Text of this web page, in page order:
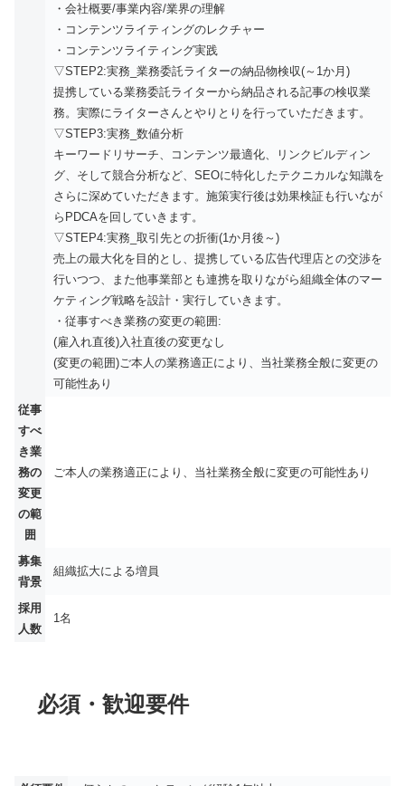
・会社概要/事業内容/業界の理解
・コンテンツライティングのレクチャー
・コンテンツライティング実践
▽STEP2:実務_業務委託ライターの納品物検収(～1か月)
提携している業務委託ライターから納品される記事の検収業
務。実際にライターさんとやりとりを行っていただきます。
▽STEP3:実務_数値分析
キーワードリサーチ、コンテンツ最適化、リンクビルディン
グ、そして競合分析など、SEOに特化したテクニカルな知識を
さらに深めていただきます。施策実行後は効果検証も行いなが
らPDCAを回していきます。
▽STEP4:実務_取引先との折衝(1か月後～)
売上の最大化を目的とし、提携している広告代理店との交渉を
行いつつ、また他事業部とも連携を取りながら組織全体のマー
ケティング戦略を設計・実行していきます。
・従事すべき業務の変更の範囲:
(雇入れ直後)入社直後の変更なし
(変更の範囲)ご本人の業務適正により、当社業務全般に変更の
可能性あり
従事
すべ
き業
務の
変更
の範
囲
ご本人の業務適正により、当社業務全般に変更の可能性あり
募集
背景
組織拡大による増員
採用
人数
1名
必須・歓迎要件